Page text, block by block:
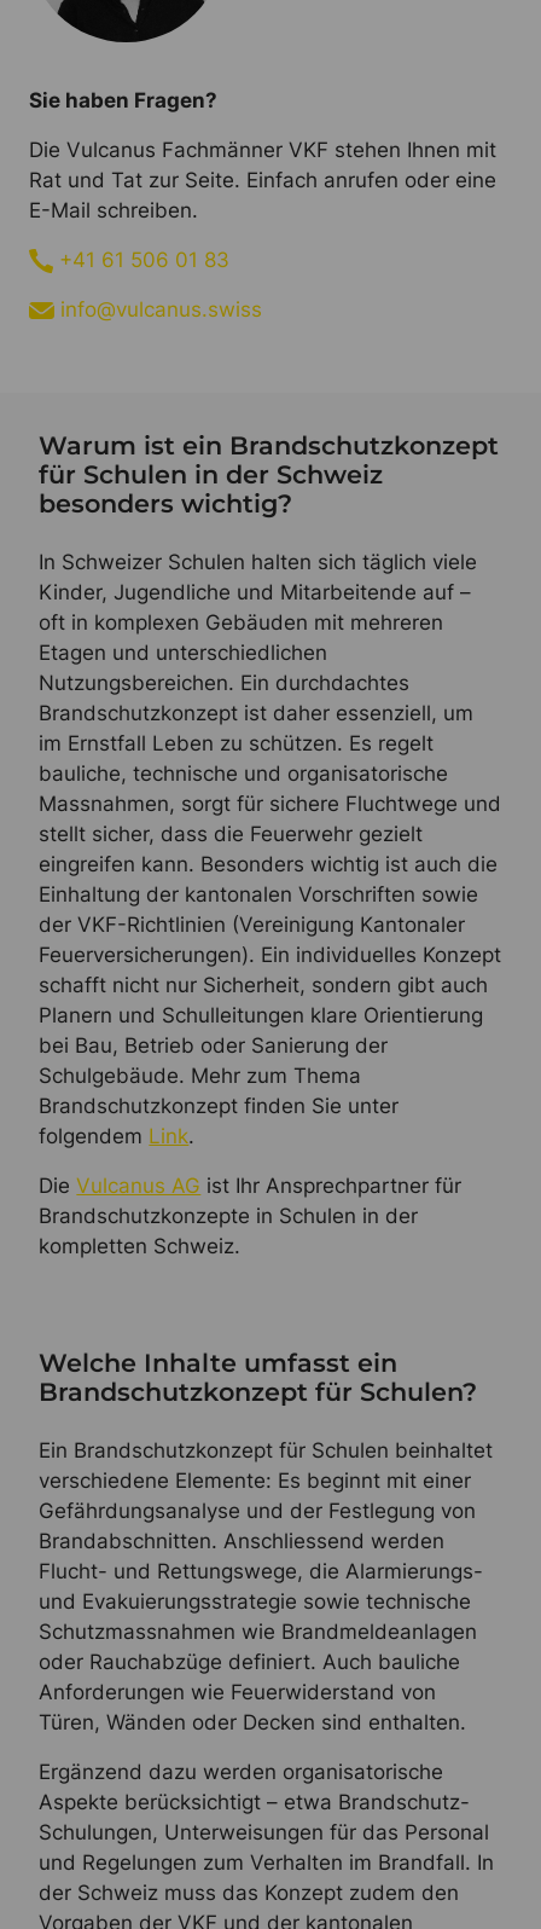
Sie haben Fragen?
Die Vulcanus Fachmänner VKF stehen Ihnen mit
Rat und Tat zur Seite. Einfach anrufen oder eine
E-Mail schreiben.
+41 61 506 01 83
info@vulcanus.swiss
Warum ist ein Brandschutzkonzept
für Schulen in der Schweiz
besonders wichtig?
In Schweizer Schulen halten sich täglich viele
Kinder, Jugendliche und Mitarbeitende auf –
oft in komplexen Gebäuden mit mehreren
Etagen und unterschiedlichen
Nutzungsbereichen. Ein durchdachtes
Brandschutzkonzept ist daher essenziell, um
im Ernstfall Leben zu schützen. Es regelt
bauliche, technische und organisatorische
Massnahmen, sorgt für sichere Fluchtwege und
stellt sicher, dass die Feuerwehr gezielt
eingreifen kann. Besonders wichtig ist auch die
Einhaltung der kantonalen Vorschriften sowie
der VKF-Richtlinien (Vereinigung Kantonaler
Feuerversicherungen). Ein individuelles Konzept
schafft nicht nur Sicherheit, sondern gibt auch
Planern und Schulleitungen klare Orientierung
bei Bau, Betrieb oder Sanierung der
Schulgebäude. Mehr zum Thema
Brandschutzkonzept finden Sie unter
folgendem Link.
DieVulcanus AG ist Ihr Ansprechpartner für
Brandschutzkonzepte in Schulen in der
kompletten Schweiz.
Welche Inhalte umfasst ein
Brandschutzkonzept für Schulen?
Ein Brandschutzkonzept für Schulen beinhaltet
verschiedene Elemente: Es beginnt mit einer
Gefährdungsanalyse und der Festlegung von
Brandabschnitten. Anschliessend werden
Flucht- und Rettungswege, die Alarmierungs-
und Evakuierungsstrategie sowie technische
Schutzmassnahmen wie Brandmeldeanlagen
oder Rauchabzüge definiert. Auch bauliche
Anforderungen wie Feuerwiderstand von
Türen, Wänden oder Decken sind enthalten.
Ergänzend dazu werden organisatorische
Aspekte berücksichtigt – etwa Brandschutz-
Schulungen, Unterweisungen für das Personal
und Regelungen zum Verhalten im Brandfall. In
der Schweiz muss das Konzept zudem den
Vorgaben der VKF und der kantonalen